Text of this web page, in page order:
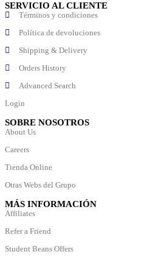
SERVICIO AL CLIENTE
Términos y condiciones
Política de devoluciones
Shipping & Delivery
Orders History
Advanced Search
Login
SOBRE NOSOTROS
About Us
Careers
Tienda Online
Otras Webs del Grupo
MÁS INFORMACIÓN
Affiliates
Refer a Friend
Student Beans Offers